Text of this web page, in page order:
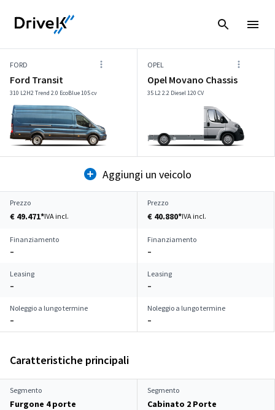
FORD
Ford Transit
310 L2H2 Trend 2.0 EcoBlue 105 cv
OPEL
Opel Movano Chassis
35 L2 2.2 Diesel 120 CV
Aggiungi un veicolo
Prezzo
€ 49.471*IVA incl.
Prezzo
€ 40.880*IVA incl.
Finanziamento
–
Finanziamento
–
Leasing
–
Leasing
–
Noleggio a lungo termine
–
Noleggio a lungo termine
–
Caratteristiche principali
Segmento
Furgone 4 porte
Segmento
Cabinato 2 Porte